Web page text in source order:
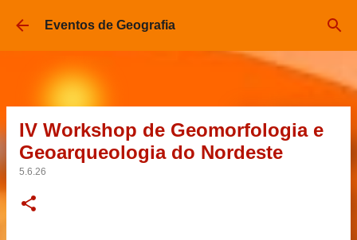
Pular para o conteúdo principal
Eventos de Geografia
IV Workshop de Geomorfologia e
Geoarqueologia do Nordeste
5.6.26